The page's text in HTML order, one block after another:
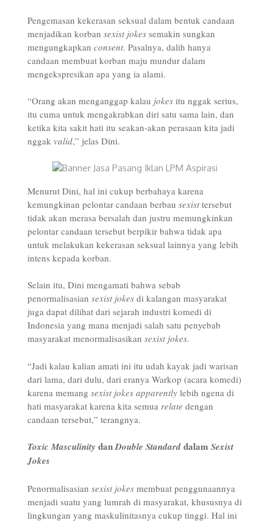
Pengemasan kekerasan seksual dalam bentuk candaan
menjadikan korban sexist jokes semakin sungkan
mengungkapkan consent. Pasalnya, dalih hanya
candaan membuat korban maju mundur dalam
mengekspresikan apa yang ia alami.
“Orang akan menganggap kalau jokes itu nggak serius,
itu cuma untuk mengakrabkan diri satu sama lain, dan
ketika kita sakit hati itu seakan-akan perasaan kita jadi
nggak valid,” jelas Dini.
Menurut Dini, hal ini cukup berbahaya karena
kemungkinan pelontar candaan berbau sexisttersebut
tidak akan merasa bersalah dan justru memungkinkan
pelontar candaan tersebut berpikir bahwa tidak apa
untuk melakukan kekerasan seksual lainnya yang lebih
intens kepada korban.
Selain itu, Dini mengamati bahwa sebab
penormalisasian sexist jokes di kalangan masyarakat
juga dapat dilihat dari sejarah industri komedi di
Indonesia yang mana menjadi salah satu penyebab
masyarakat menormalisasikan sexist jokes.
“Jadi kalau kalian amati ini itu udah kayak jadi warisan
dari lama, dari dulu, dari eranya Warkop (acara komedi)
karena memang sexist jokes apparently lebih ngena di
hati masyarakat karena kita semua relate dengan
candaan tersebut,” terangnya.
Toxic Masculinity danDouble Standarddalam Sexist
Jokes
Penormalisasian sexist jokes membuat penggunaannya
menjadi suatu yang lumrah di masyarakat, khususnya di
lingkungan yang maskulinitasnya cukup tinggi. Hal ini